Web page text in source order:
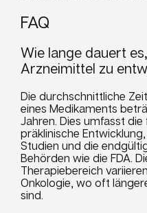
FAQ
Wie lange dauert
Arzneimittel zu
Die durchschnittliche
eines Medikaments
Jahren. Dies umfasst
präklinische
Studien und die
Behörden wie die FDA.
Therapiebereich
Onkologie, wo oft
sind.